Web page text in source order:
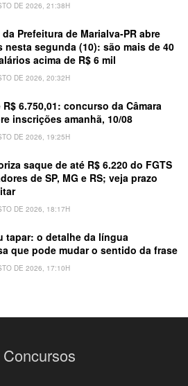
DE 2026, 21:38H
Prefeitura de Marialva-PR abre
nesta segunda (10): são mais de 40
acima de R$ 6 mil
DE 2026, 20:32H
6.750,01: concurso da Câmara
inscrições amanhã, 10/08
DE 2026, 19:25H
saque de até R$ 6.220 do FGTS
de SP, MG e RS; veja prazo
DE 2026, 18:17H
tapar: o detalhe da língua
que pode mudar o sentido da frase
DE 2026, 17:10H